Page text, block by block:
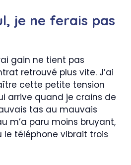
je ne ferais pas
gain ne tient pas
retrouvé plus vite. J’ai
cette petite tension
arrive quand je crains de
tas au mauvais
m’a paru moins bruyant,
le téléphone vibrait trois